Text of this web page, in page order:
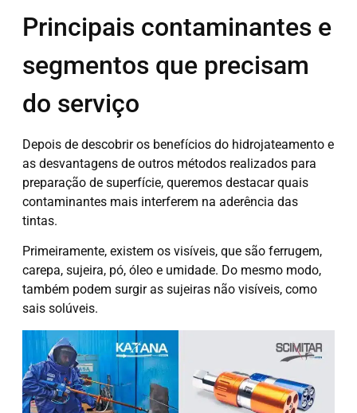
Principais contaminantes e
segmentos que precisam
do serviço
Depois de descobrir os benefícios do hidrojateamento e
as desvantagens de outros métodos realizados para
preparação de superfície, queremos destacar quais
contaminantes mais interferem na aderência das
tintas.
Primeiramente, existem os visíveis, que são ferrugem,
carepa, sujeira, pó, óleo e umidade. Do mesmo modo,
também podem surgir as sujeiras não visíveis, como
sais solúveis.